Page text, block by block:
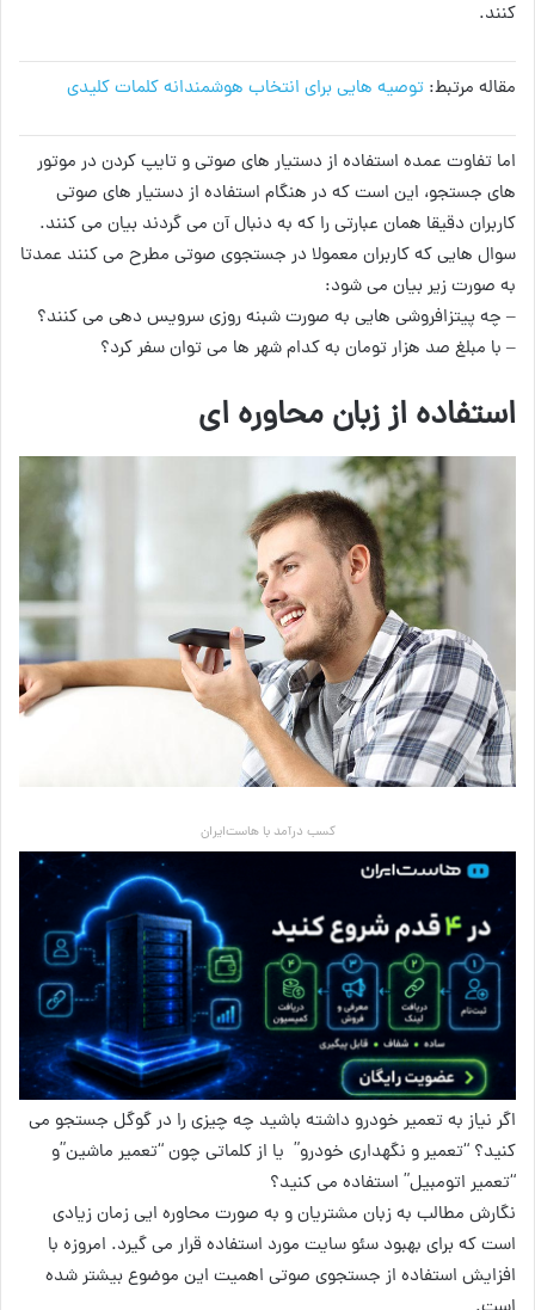
کنند.
مقاله مرتبط: توصیه هایی برای انتخاب هوشمندانه کلمات کلیدی
اما تفاوت عمده استفاده از دستیار های صوتی و تایپ کردن در موتور
های جستجو، این است که در هنگام استفاده از دستیار های صوتی
کاربران دقیقا همان عبارتی را که به دنبال آن می گردند بیان می کنند.
سوال هایی که کاربران معمولا در جستجوی صوتی مطرح می کنند عمدتا
به صورت زیر بیان می شود:
– چه پیتزافروشی هایی به صورت شبنه روزی سرویس دهی می کنند؟
– با مبلغ صد هزار تومان به کدام شهر ها می توان سفر کرد؟
استفاده از زبان محاوره ای
کسب درآمد با هاست‌ایران
اگر نیاز به تعمیر خودرو داشته باشید چه چیزی را در گوگل جستجو می
کنید؟ “تعمیر و نگهداری خودرو” یا از کلماتی چون “تعمیر ماشین”و
“تعمیر اتومبیل” استفاده می کنید؟
نگارش مطالب به زبان مشتریان و به صورت محاوره ایی زمان زیادی
است که برای بهبود سئو سایت مورد استفاده قرار می گیرد. امروزه با
افزایش استفاده از جستجوی صوتی اهمیت این موضوع بیشتر شده